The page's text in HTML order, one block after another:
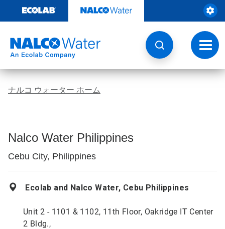
テ
る
ト
グ
ル
ナ
ナルコ ウォーター ホーム
Nalco Water Philippines
Cebu City, Philippines
Ecolab and Nalco Water, Cebu Philippines
Unit 2 - 1101 & 1102, 11th Floor, Oakridge IT Center
2 Bldg.,